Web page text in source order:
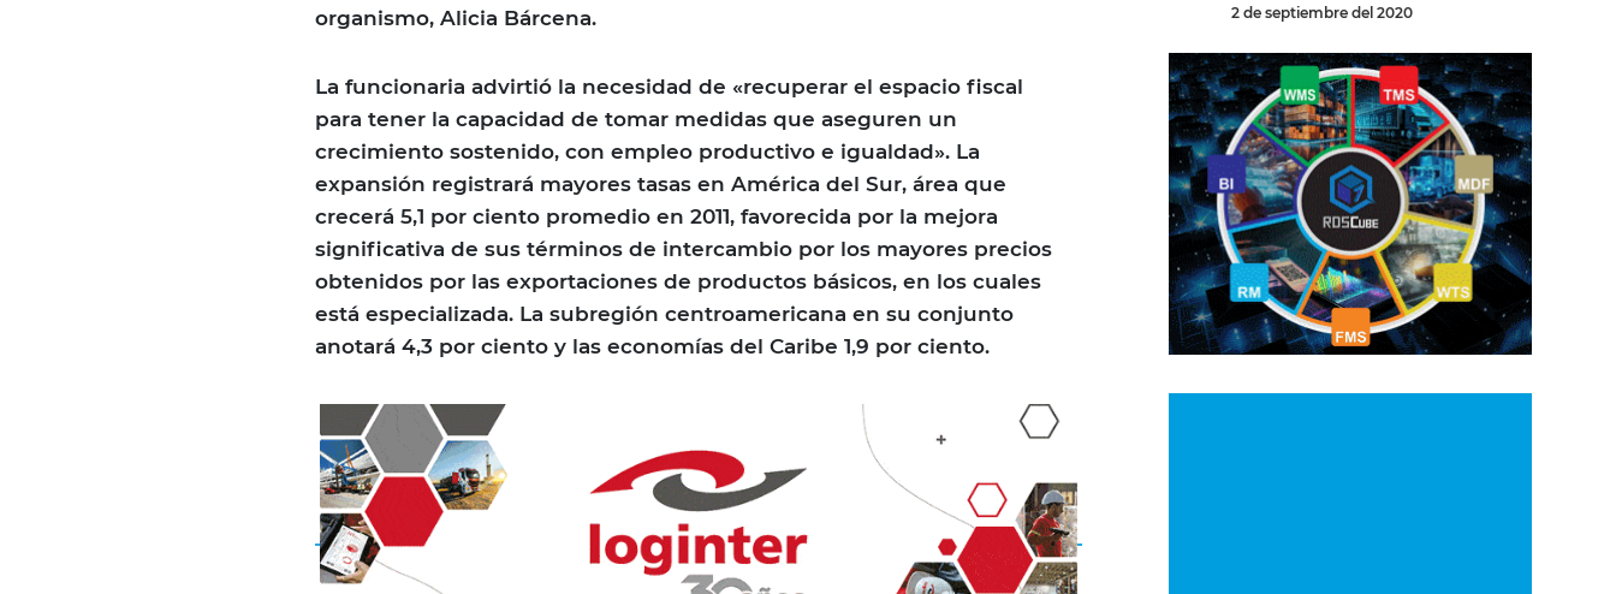
organismo, Alicia Bárcena.
La funcionaria advirtió la necesidad de «recuperar el espacio fiscal
para tener la capacidad de tomar medidas que aseguren un
crecimiento sostenido, con empleo productivo e igualdad». La
expansión registrará mayores tasas en América del Sur, área que
crecerá 5,1 por ciento promedio en 2011, favorecida por la mejora
significativa de sus términos de intercambio por los mayores precios
obtenidos por las exportaciones de productos básicos, en los cuales
está especializada. La subregión centroamericana en su conjunto
anotará 4,3 por ciento y las economías del Caribe 1,9 por ciento.
2 de septiembre del 2020